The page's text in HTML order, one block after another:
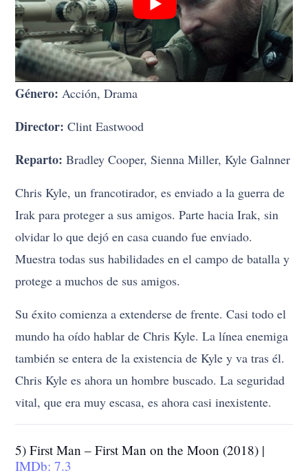
Género:Acción, Drama
Director:Clint Eastwood
Reparto:Bradley Cooper, Sienna Miller, Kyle Galnner
Chris Kyle, un francotirador, es enviado a la guerra de
Irak para proteger a sus amigos. Parte hacia Irak, sin
olvidar lo que dejó en casa cuando fue enviado.
Muestra todas sus habilidades en el campo de batalla y
protege a muchos de sus amigos.
Su éxito comienza a extenderse de frente. Casi todo el
mundo ha oído hablar de Chris Kyle. La línea enemiga
también se entera de la existencia de Kyle y va tras él.
Chris Kyle es ahora un hombre buscado. La seguridad
vital, que era muy escasa, es ahora casi inexistente.
5) First Man – First Man on the Moon (2018) |
IMDb: 7.3